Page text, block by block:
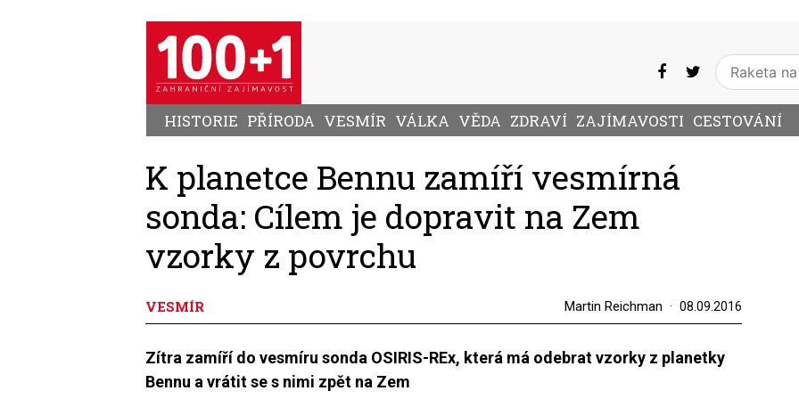
HISTORIE PŘÍRODA VESMÍR VÁLKA VĚDA ZDRAVÍ ZAJÍMAVOSTI CESTOVÁNÍ
K planetce Bennu zamíří vesmírná
sonda: Cílem je dopravit na Zem
vzorky z povrchu
VESMÍR Martin Reichman 08.09.2016
Zítra zamíří do vesmíru sonda OSIRIS-REx, která má odebrat vzorky z planetky
Bennu a vrátit se s nimi zpět na Zem